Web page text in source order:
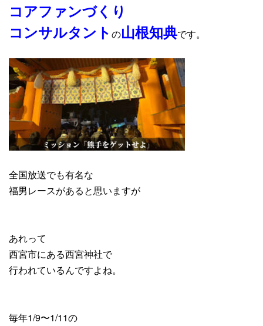
コアファンづくり
コンサルタント の山根知典です。
全国放送でも有名な
福男レースがあると思いますが
あれって
西宮市にある西宮神社で
行われているんですよね。
毎年1/9〜1/11の